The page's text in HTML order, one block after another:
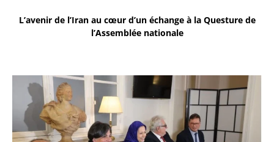
L’avenir de l’Iran au cœur d’un échange à la Questure de
l’Assemblée nationale